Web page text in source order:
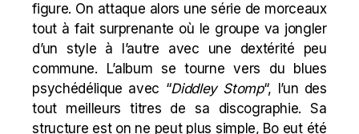
figure. On attaque alors une série de morceaux
tout à fait surprenante où le groupe va jongler
d’un style à l’autre avec une dextérité peu
commune. L’album se tourne vers du blues
psychédélique avec “Diddley Stomp“, l’un des
tout meilleurs titres de sa discographie. Sa
structure est on ne peut plus simple, Boeut été